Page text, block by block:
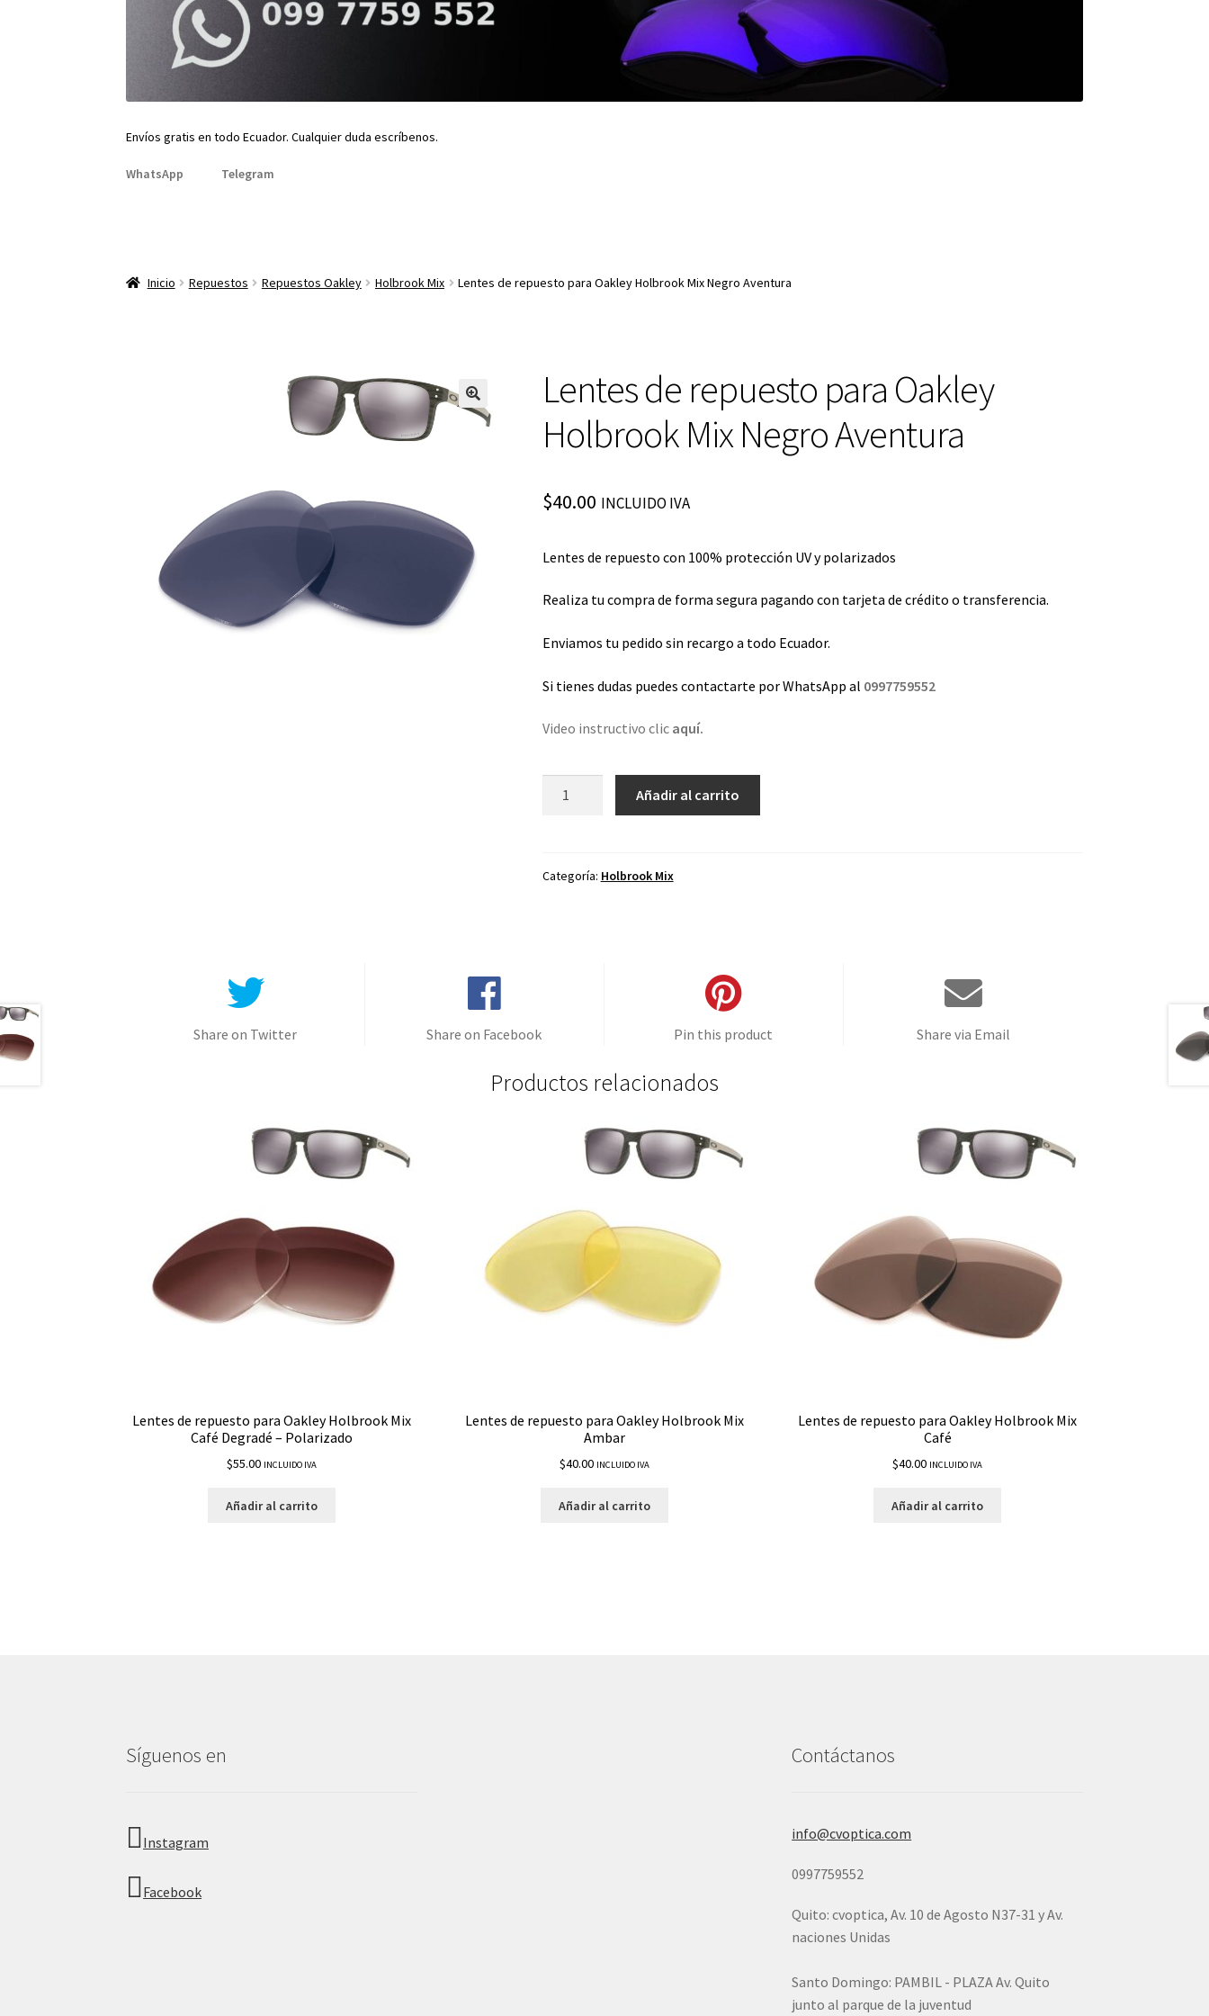
Envíos gratis en todo Ecuador. Cualquier duda escríbenos.
WhatsApp Telegram
Inicio Repuestos Repuestos Oakley Holbrook Mix Lentes de repuesto para Oakley Holbrook Mix Negro Aventura
Lentes de repuesto para Oakley
Holbrook Mix Negro Aventura
$40.00 INCLUIDO IVA
Lentes de repuesto con 100% protección UV y polarizados
Realiza tu compra de forma segura pagando con tarjeta de crédito o transferencia.
Enviamos tu pedido sin recargo a todo Ecuador.
Si tienes dudas puedes contactarte por WhatsApp al 0997759552
Video instructivo clic aquí.
Oakley
Añadir al carrito
Categoría: Holbrook Mix
Share on Twitter Share on Facebook Pin this product Share via Email
Productos relacionados
Lentes de repuesto para Oakley Holbrook Mix
Café Degradé – Polarizado
$55.00 INCLUIDO IVA
Añadir al carrito
Lentes de repuesto para Oakley Holbrook Mix
Ambar
$40.00 INCLUIDO IVA
Añadir al carrito
Lentes de repuesto para Oakley Holbrook Mix
Café
$40.00 INCLUIDO IVA
Añadir al carrito
Síguenos en
Instagram
Facebook
Contáctanos
info@cvoptica.com
0997759552
Quito: cvoptica, Av. 10 de Agosto N37-31 y Av.
naciones Unidas
Santo Domingo: PAMBIL - PLAZA Av. Quito
junto al parque de la juventud